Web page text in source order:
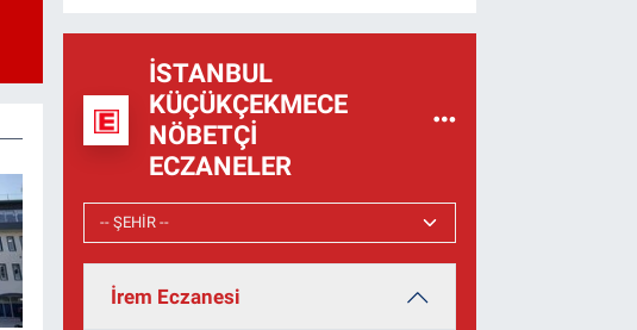
İSTANBUL
KÜÇÜKÇEKMECE
NÖBETÇI
ECZANELER
İrem Eczanesi